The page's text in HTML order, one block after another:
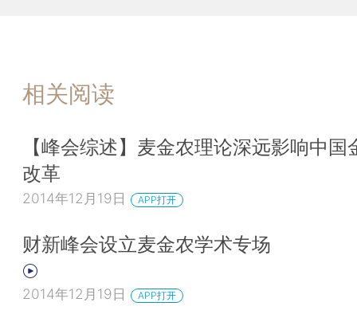
相关阅读
【峰会综述】麦金农理论深远影响中国
改革
2014年12月19日 APP打开
财新峰会设立麦金农学术专场
2014年12月19日 APP打开